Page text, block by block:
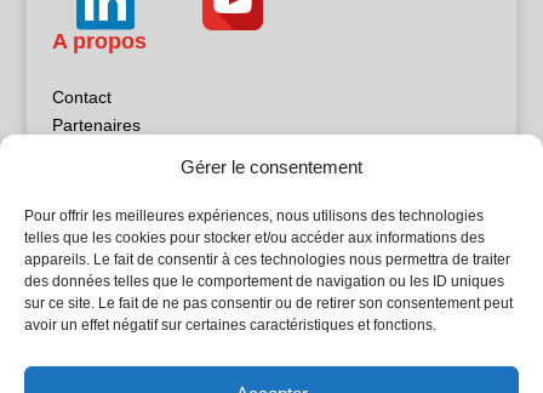
Gérer le consentement
Pour offrir les meilleures expériences, nous utilisons des technologies
telles que les cookies pour stocker et/ou accéder aux informations des
appareils. Le fait de consentir à ces technologies nous permettra de traiter
des données telles que le comportement de navigation ou les ID uniques
sur ce site. Le fait de ne pas consentir ou de retirer son consentement peut
avoir un effet négatif sur certaines caractéristiques et fonctions.
A propos
Contact
Partenaires
Politique de confidentialité
Sites partenaires
5Façades
Atrium Patrimoine